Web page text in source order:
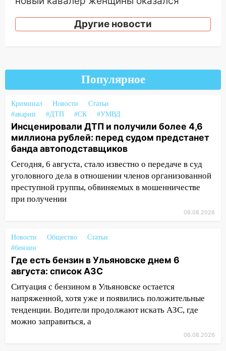
14:26 В Ульяновске ограничат движение
передумать увольняться, если им
повысят зарплату
14:01
Инсценировали ДТП и получили
более 4,6 миллиона рублей: перед
судом предстанет банда
автоподставщиков
13:36 В Инзе произошел крупный пожар
13:00 В суде защитили репутацию
мужчины, которого необоснованно
обвиняли в жестоком обращении с
животными
Ульяновской области перевозчик
провернул хитрую схему с чужими
проездными
12:10 Ульяновский алиментщик накопил
120 тысяч долга
11:49
Снят режим «Ракетная
опасность» на территории Ульяновской
области
Другие новости
Популярное
Криминал Новости
Статьи
#аварии
#ДТП #СК #УМВД
Инсценировали ДТП и получили более 4,6
миллиона рублей: перед судом предстанет
банда автоподставщиков
Сегодня, 6 августа, стало известно о передаче в суд
уголовного дела в отношении членов организованной
преступной группы, обвиняемых в мошенничестве
при получении
06.08.2026
Новости Общество
Статьи
#бензин
Где есть бензин в Ульяновске днем 6
августа: список АЗС
Ситуация с бензином в Ульяновске остается
напряженной, хотя уже и появились положительные
тенденции. Водители продолжают искать АЗС, где
можно заправиться, а
06.08.2026